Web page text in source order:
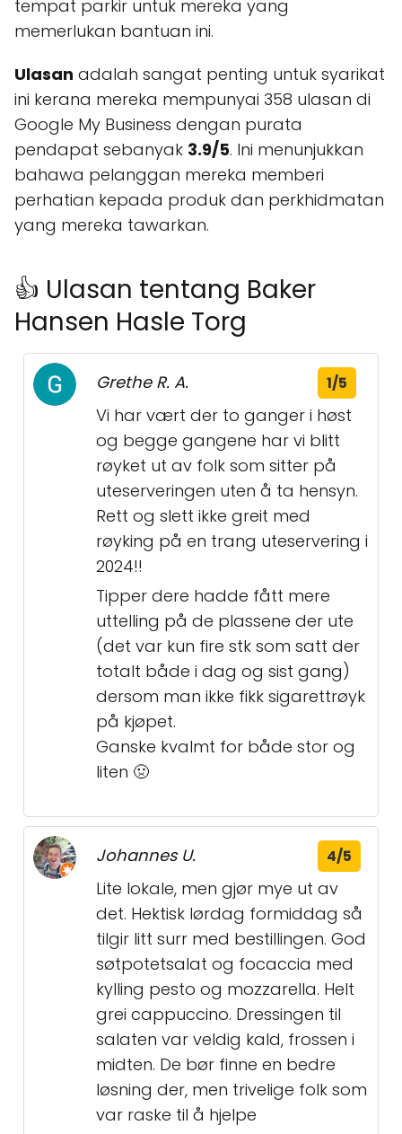
tempat parkir untuk mereka yang
memerlukan bantuan ini.
Ulasan adalah sangat penting untuk syarikat
ini kerana mereka mempunyai 358 ulasan di
Google My Business dengan purata
pendapat sebanyak 3.9/5. Ini menunjukkan
bahawa pelanggan mereka memberi
perhatian kepada produk dan perkhidmatan
yang mereka tawarkan.
👍 Ulasan tentang Baker
Hansen Hasle Torg
Grethe R. A. 1/5
Vi har vært der to ganger i høst
og begge gangene har vi blitt
røyket ut av folk som sitter på
uteserveringen uten å ta hensyn.
Rett og slett ikke greit med
røyking på en trang uteservering i
2024!!
Tipper dere hadde fått mere
uttelling på de plassene der ute
(det var kun fire stk som satt der
totalt både i dag og sist gang)
dersom man ikke fikk sigarettrøyk
på kjøpet.
Ganske kvalmt for både stor og
liten 🤢
Johannes U. 4/5
Lite lokale, men gjør mye ut av
det. Hektisk lørdag formiddag så
tilgir litt surr med bestillingen. God
søtpotetsalat og focaccia med
kylling pesto og mozzarella. Helt
grei cappuccino. Dressingen til
salaten var veldig kald, frossen i
midten. De bør finne en bedre
løsning der, men trivelige folk som
var raske til å hjelpe